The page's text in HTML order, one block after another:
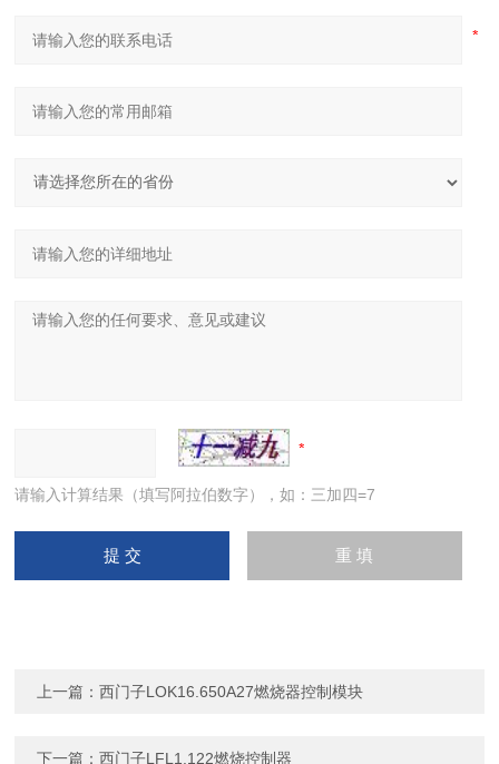
请输入计算结果（填写阿拉伯数字），如：三加四=7
上一篇：西门子LOK16.650A27燃烧器控制模块
下一篇：西门子LFL1.122燃烧控制器